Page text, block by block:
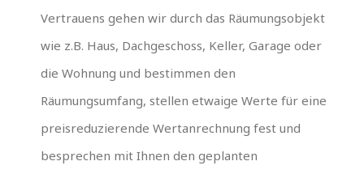
Vertrauens gehen wir durch das Räumungsobjekt
wie z.B. Haus, Dachgeschoss, Keller, Garage oder
die Wohnung und bestimmen den
Räumungsumfang, stellen etwaige Werte für eine
preisreduzierende Wertanrechnung fest und
besprechen mit Ihnen den geplanten